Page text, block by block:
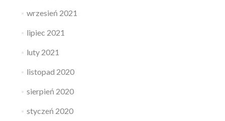
wrzesień 2021
lipiec 2021
luty 2021
listopad 2020
sierpień 2020
styczeń 2020